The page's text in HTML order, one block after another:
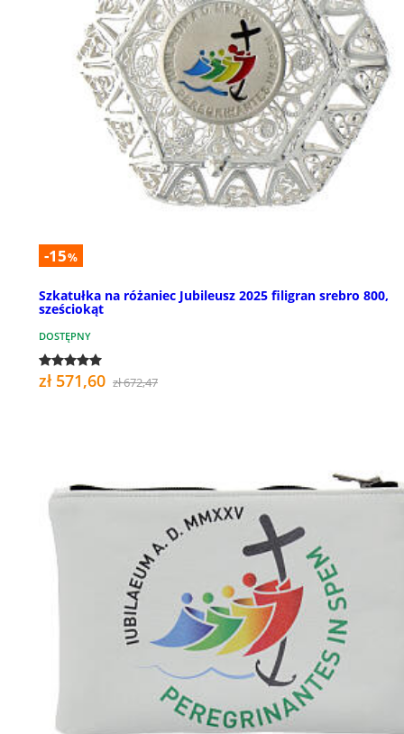
-15%
Szkatułka na różaniec Jubileusz 2025 filigran srebro 800,
sześciokąt
DOSTĘPNY
zł 571,60 zł 672,47